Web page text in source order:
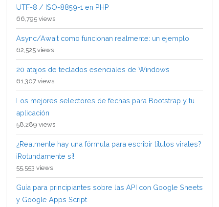
UTF-8 / ISO-8859-1 en PHP
66,795 views
Async/Await como funcionan realmente: un ejemplo
62,525 views
20 atajos de teclados esenciales de Windows
61,307 views
Los mejores selectores de fechas para Bootstrap y tu
aplicación
58,289 views
¿Realmente hay una fórmula para escribir títulos virales?
¡Rotundamente sí!
55,553 views
Guía para principiantes sobre las API con Google Sheets
y Google Apps Script